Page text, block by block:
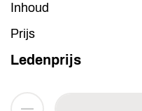
Inhoud
Prijs
Ledenprijs